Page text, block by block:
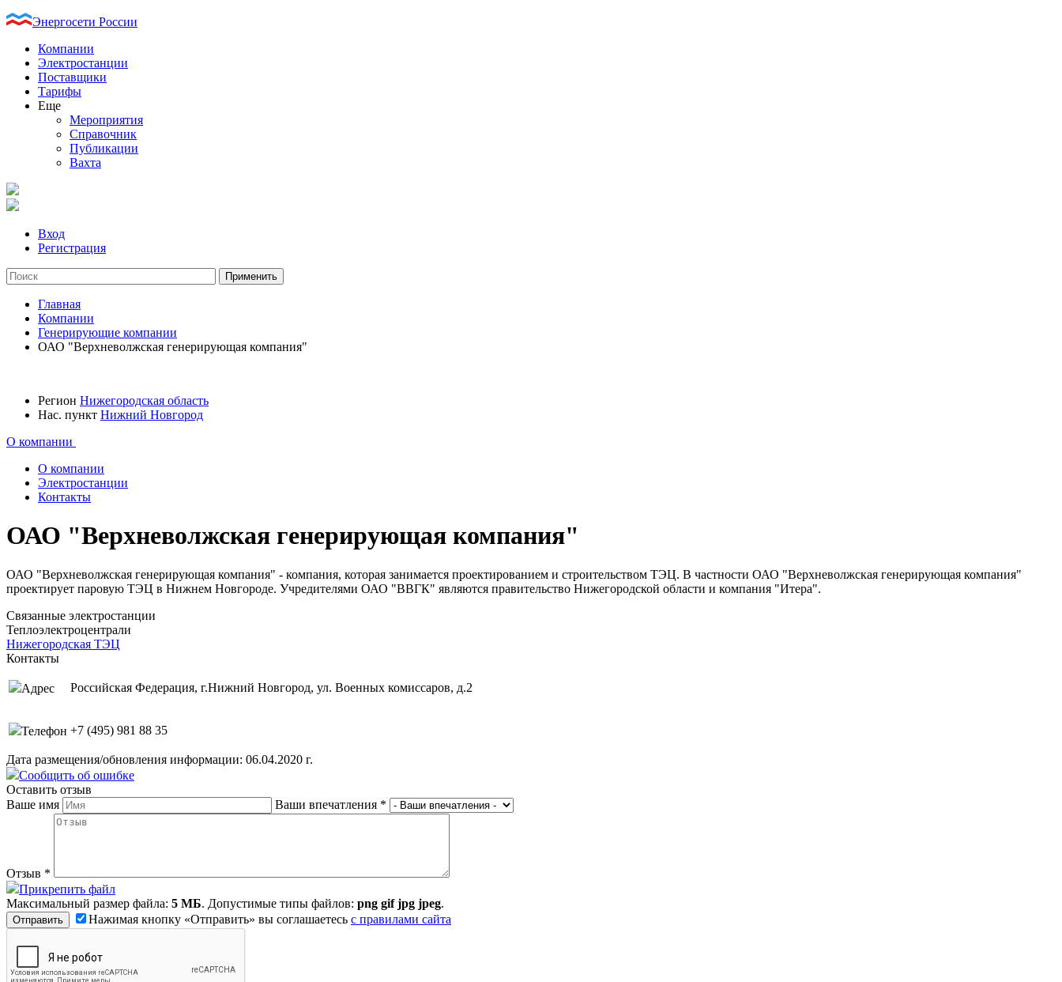
Энергосети России
Компании
Электростанции
Поставщики
Тарифы
Еще
Мероприятия
Справочник
Публикации
Вахта
Вход
Регистрация
Главная
Компании
Генерирующие компании
ОАО "Верхневолжская генерирующая компания"
Регион Нижегородская область
Нас. пункт Нижний Новгород
О компании
О компании
Электростанции
Контакты
ОАО "Верхневолжская генерирующая компания"
ОАО "Верхневолжская генерирующая компания" - компания, которая занимается проектированием и строительством ТЭЦ. В частности ОАО "Верхневолжская генерирующая компания"
проектирует паровую ТЭЦ в Нижнем Новгороде. Учредителями ОАО "ВВГК" являются правительство Нижегородской области и компания "Итера".
Связанные электростанции
Теплоэлектроцентрали
Нижегородская ТЭЦ
Контакты
Адрес Российская Федерация, г.Нижний Новгород, ул. Военных комиссаров, д.2
Телефон +7 (495) 981 88 35
Дата размещения/обновления информации: 06.04.2020 г.
Сообщить об ошибке
Оставить отзыв
Ваше имя
Ваши впечатления *
Отзыв *
Прикрепить файл
Максимальный размер файла: 5 МБ. Допустимые типы файлов: png gif jpg jpeg.
Нажимая кнопку «Отправить» вы соглашаетесь с правилами сайта